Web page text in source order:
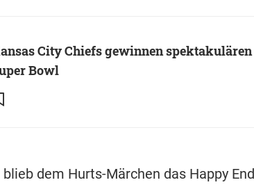
City Chiefs gewinnen spektakulären
Bowl
dem Hurts-Märchen das Happy End